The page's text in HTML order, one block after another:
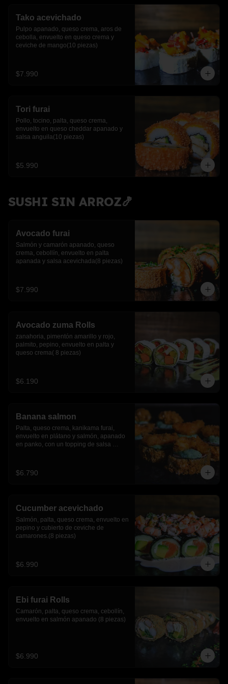
Tako acevichado
Pulpo apanado, queso crema, aros de
cebolla, envuelto en queso crema y
ceviche de mango(10 piezas)
$7.990
Tori furai
Pollo, tocino, palta, queso crema,
envuelto en queso cheddar apanado y
salsa anguila(10 piezas)
$5.990
SUSHI SIN ARROZ🍤
Avocado furai
Salmón y camarón apanado, queso
crema, cebollín, envuelto en palta
apanada y salsa acevichada(8 piezas)
$7.990
Avocado zuma Rolls
zanahoria, pimentón amarillo y rojo,
palmito, pepino, envuelto en palta y
queso crema( 8 piezas)
$6.190
Banana salmon
Palta, queso crema, kanikama furai,
envuelto en plátano y salmón, apanado
en panko, con un topping de salsa
$6.790
Cucumber acevichado
Salmón, palta, queso crema, envuelto en
pepino y cubierto de ceviche de
camarones.(8 piezas)
$6.990
Ebi furai Rolls
Camarón, palta, queso crema, cebollín,
envuelto en salmón apanado (8 piezas)
$6.990